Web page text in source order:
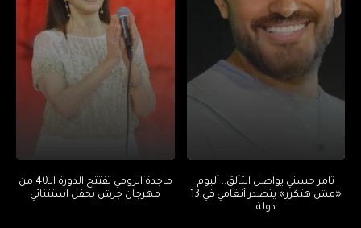
تامر حسني يواصل التألق.. ألبوم
«مش هتكرر» يتصدر أنغامي في 13
دولة
ماجدة الرومي تفتتح الدورة الـ40 من
مهرجان جرش بحفل استثنائي